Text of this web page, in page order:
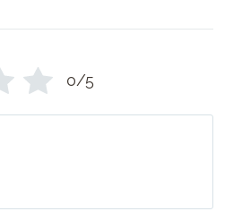
0/5